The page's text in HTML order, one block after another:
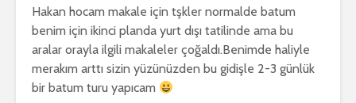
Hakan hocam makale için tşkler normalde batum
benim için ikinci planda yurt dışı tatilinde ama bu
aralar orayla ilgili makaleler çoğaldı.Benimde haliyle
merakım arttı sizin yüzünüzden bu gidişle 2-3 günlük
bir batum turu yapıcam